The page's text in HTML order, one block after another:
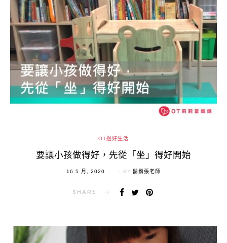
OT過好生活
要讓小孩做得好，先從「坐」得好開始
POSTED
16 5 月, 2020 BY 鬍鬚張老師
SHARE